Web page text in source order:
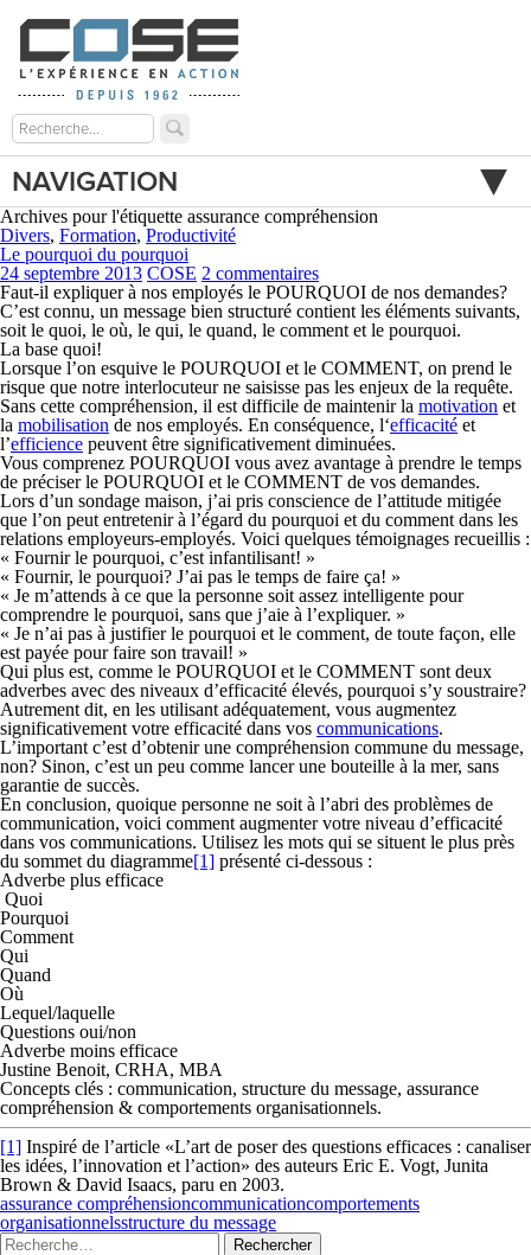
NAVIGATION
Archives pour l'étiquette assurance compréhension
Divers, Formation, Productivité
Le pourquoi du pourquoi
24 septembre 2013 COSE 2 commentaires
Faut-il expliquer à nos employés le POURQUOI de nos demandes?
C’est connu, un message bien structuré contient les éléments suivants,
soit le quoi, le où, le qui, le quand, le comment et le pourquoi.
La base quoi!
Lorsque l’on esquive le POURQUOI et le COMMENT, on prend le
risque que notre interlocuteur ne saisisse pas les enjeux de la requête.
Sans cette compréhension, il est difficile de maintenir la motivation et
la mobilisation de nos employés. En conséquence, l‘efficacité et
l’efficience peuvent être significativement diminuées.
Vous comprenez POURQUOI vous avez avantage à prendre le temps
de préciser le POURQUOI et le COMMENT de vos demandes.
Lors d’un sondage maison, j’ai pris conscience de l’attitude mitigée
que l’on peut entretenir à l’égard du pourquoi et du comment dans les
relations employeurs-employés. Voici quelques témoignages recueillis :
« Fournir le pourquoi, c’est infantilisant! »
« Fournir, le pourquoi? J’ai pas le temps de faire ça! »
« Je m’attends à ce que la personne soit assez intelligente pour
comprendre le pourquoi, sans que j’aie à l’expliquer. »
« Je n’ai pas à justifier le pourquoi et le comment, de toute façon, elle
est payée pour faire son travail! »
Qui plus est, comme le POURQUOI et le COMMENT sont deux
adverbes avec des niveaux d’efficacité élevés, pourquoi s’y soustraire?
Autrement dit, en les utilisant adéquatement, vous augmentez
significativement votre efficacité dans vos communications.
L’important c’est d’obtenir une compréhension commune du message,
non? Sinon, c’est un peu comme lancer une bouteille à la mer, sans
garantie de succès.
En conclusion, quoique personne ne soit à l’abri des problèmes de
communication, voici comment augmenter votre niveau d’efficacité
dans vos communications. Utilisez les mots qui se situent le plus près
du sommet du diagramme[1] présenté ci-dessous :
Adverbe plus efficace
Quoi
Pourquoi
Comment
Qui
Quand
Où
Lequel/laquelle
Questions oui/non
Adverbe moins efficace
Justine Benoit, CRHA, MBA
Concepts clés : communication, structure du message, assurance
compréhension & comportements organisationnels.
[1] Inspiré de l’article «L’art de poser des questions efficaces : canaliser
les idées, l’innovation et l’action» des auteurs Eric E. Vogt, Junita
Brown & David Isaacs, paru en 2003.
assurance compréhensioncommunicationcomportements
organisationnelsstructure du message